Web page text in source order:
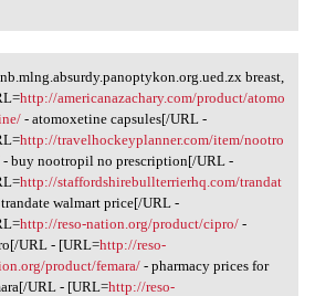
breast,
http://americanazachary.com/product/atomo
- atomoxetine capsules[/URL -
http://travelhockeyplanner.com/item/nootro
- buy nootropil no prescription[/URL -
http://staffordshirebullterrierhq.com/trandat
walmart price[/URL -
http://reso-nation.org/product/cipro/-
URL - [URL=http://reso-
product/femara/- pharmacy prices for
URL - [URL=http://reso-